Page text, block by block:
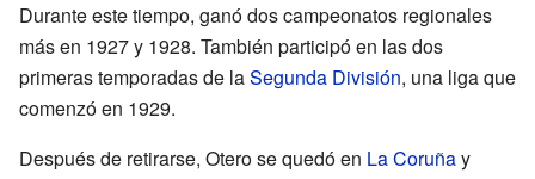
Durante este tiempo, ganó dos campeonatos regionales
más en 1927 y 1928. También participó en las dos
primeras temporadas de laSegunda División, una liga que
comenzó en 1929.
Después de retirarse, Otero se quedó en La Coruñay